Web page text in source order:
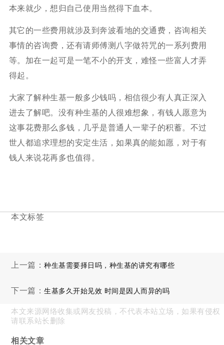
本来就少，想归自己使用当然得下血本。
其它的一些费用就涉及到奔波看地的交通费，咨询相关
事情的咨询费，还有请师傅测八字做符咒的一系列费用
等。加在一起可是一笔不小的开支，难怪一些富人才弄
得起。
大家了解种生基一般多少钱吗，相信很少有人真正深入
进去了解吧。没有种生基的人很难想象，有钱人愿意为
这事花费那么多钱，几乎是普通人一辈子的积蓄。不过
世人都追求理想的安定生活，如果真的能如愿，对于有
钱人来说花再多也值得。
本文标签
上一篇：种生基需要择日吗，种生基的讲究有哪些
下一篇：生基多久开始见效 时间是因人而异的吗
本文来源网络收集或网友投稿，不代表本站立场，如果有侵权
请联系站长删除
相关文章